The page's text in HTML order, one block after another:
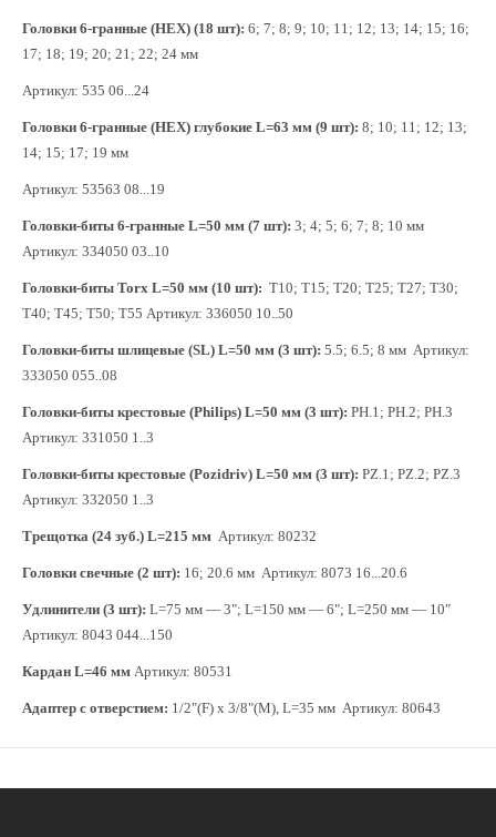
Головки 6-гранные (HEX) (18 шт): 6; 7; 8; 9; 10; 11; 12; 13; 14; 15; 16;
17; 18; 19; 20; 21; 22; 24 мм
Артикул: 535 06...24
Головки 6-гранные (HEX) глубокие L=63 мм (9 шт): 8; 10; 11; 12; 13;
14; 15; 17; 19 мм
Артикул: 53563 08...19
Головки-биты 6-гранные L=50 мм (7 шт): 3; 4; 5; 6; 7; 8; 10 мм
Артикул: 334050 03..10
Головки-биты Torx L=50 мм (10 шт): T10; T15; T20; T25; T27; T30;
T40; T45; T50; T55 Артикул: 336050 10..50
Головки-биты шлицевые (SL) L=50 мм (3 шт): 5.5; 6.5; 8 мм Артикул:
333050 055..08
Головки-биты крестовые (Philips) L=50 мм (3 шт): PH.1; PH.2; PH.3
Артикул: 331050 1..3
Головки-биты крестовые (Pozidriv) L=50 мм (3 шт): PZ.1; PZ.2; PZ.3
Артикул: 332050 1..3
Трещотка (24 зуб.) L=215 мм Артикул: 80232
Головки свечные (2 шт): 16; 20.6 мм Артикул: 8073 16...20.6
Удлинители (3 шт): L=75 мм — 3"; L=150 мм — 6"; L=250 мм — 10″
Артикул: 8043 044...150
Кардан L=46 мм Артикул: 80531
Адаптер с отверстием: 1/2"(F) x 3/8"(M), L=35 мм Артикул: 80643